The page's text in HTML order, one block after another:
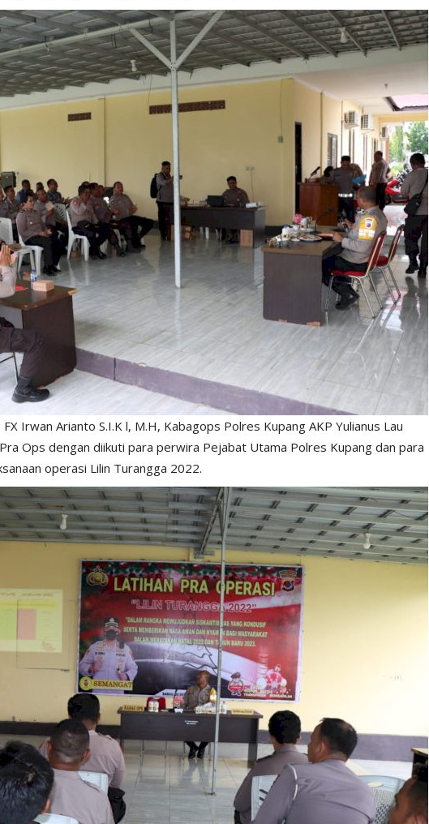
Irwan Arianto S.I.K l, M.H, Kabagops Polres Kupang AKP Yulianus Lau
Ops dengan diikuti para perwira Pejabat Utama Polres Kupang dan para
operasi Lilin Turangga 2022.
ALDINAN,
2019 2149
BERANDA
Kapolres Kupang Pimpin Sertijab Dua
Kapolsek, Tekankan...
Humas Polres Kupang Mei 21, 2026